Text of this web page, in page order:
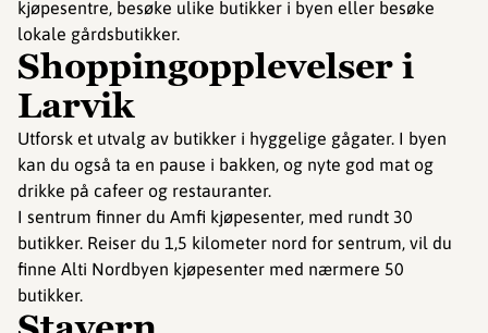
kjøpesentre, besøke ulike butikker i byen eller besøke
lokale gårdsbutikker.
Shoppingopplevelser i
Larvik
Utforsk et utvalg av butikker i hyggelige gågater. I byen
kan du også ta en pause i bakken, og nyte god mat og
drikke på cafeer og restauranter.
I sentrum finner du Amfi kjøpesenter, med rundt 30
butikker. Reiser du 1,5 kilometer nord for sentrum, vil du
finne Alti Nordbyen kjøpesenter med nærmere 50
butikker.